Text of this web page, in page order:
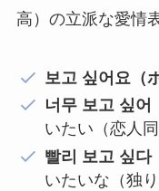
高）の立派な愛情
보고 싶어요（
너무 보고 싶어
いたい（恋人
빨리 보고 싶다
いたいな（独